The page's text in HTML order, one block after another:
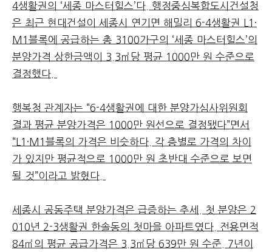
4생활권의 ‘세종 마스터힐스’다. 행정중심복합도시건설청
은 최근 현대건설이 세종시 연기면 해밀리 6-4생활권 L1·
M1블록에 공급하는 총 3100가구의 ‘세종 마스터힐스’의
분양가격 상한금액이 3.3㎡당 평균 1000만 원 수준으로
결정했다.
행복청 관계자는 “6-4생활권에 대한 분양가심사위원회
결과 평균 분양가격은 1000만 원선으로 결정됐다”면서
“L1·M1블록의 가격은 비슷하다. 각 층별로 가격의 차이
가 있지만 평균적으로 1000만 원 초반대 수준으로 보면
될 것”이라고 밝혔다.
세종시 공동주택 분양가격은 급증하는 추세. 첫 분양은 2
010년 2-3생활권 한솔동의 첫마을 아파트였다. 전용면적
84㎡의 평균 공급가격은 3.3㎡당 639만 원 수준. 7년이